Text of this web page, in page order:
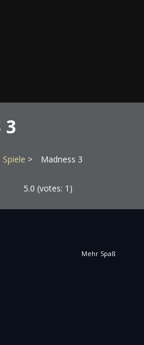
3
Spiele Madness 3
5.0 (votes: 1 )
Mehr Spaß